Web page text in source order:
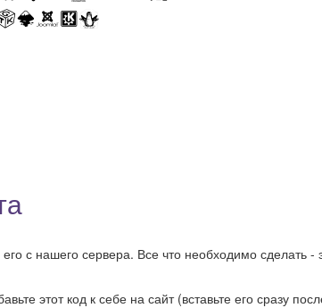
с нашего сервера. Все что необходимо сделать -
этот код к себе на сайт (вставьте его сразу